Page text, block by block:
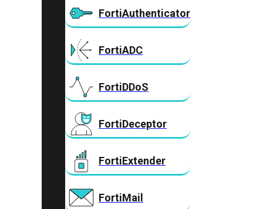
FortiAuthenticator
FortiADC
FortiDDoS
FortiDeceptor
FortiExtender
FortiMail